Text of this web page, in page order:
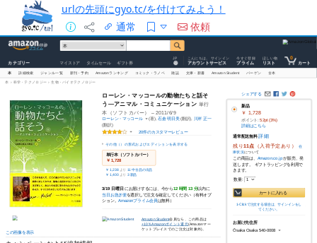
urlの先頭にgyo.tc/を付けてみよう！
通常
依頼